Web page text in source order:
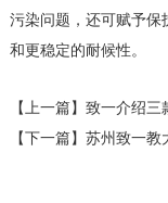
污染问题，还可赋予保
和更稳定的耐候性。
【上一篇】 致一介绍三
【下一篇】 苏州致一教